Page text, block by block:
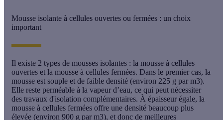
Mousse isolante à cellules ouvertes ou fermées : un choix
important
Il existe 2 types de mousses isolantes : la mousse à cellules
ouvertes et la mousse à cellules fermées. Dans le premier cas, la
mousse est souple et de faible densité (environ 225 g par m3).
Elle reste perméable à la vapeur d’eau, ce qui peut nécessiter
des travaux d'isolation complémentaires. À épaisseur égale, la
mousse à cellules fermées offre une densité beaucoup plus
élevée (environ 900 g par m3), et donc de meilleures